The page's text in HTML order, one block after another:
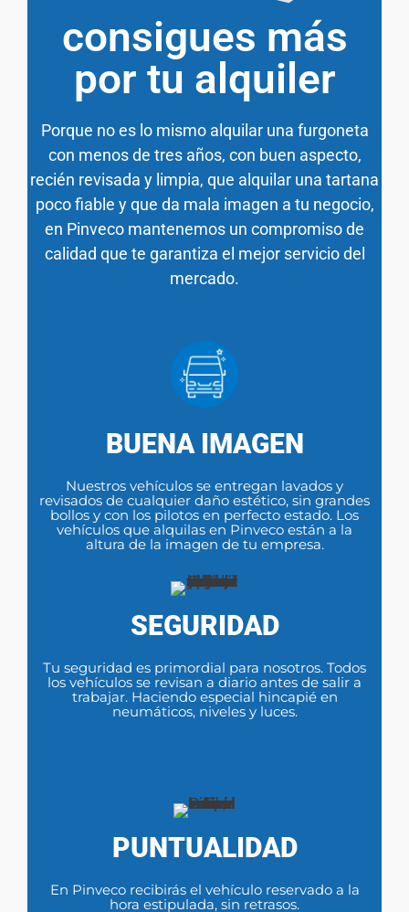
consigues más
por tu alquiler
Porque no es lo mismo alquilar una furgoneta
con menos de tres años, con buen aspecto,
recién revisada y limpia, que alquilar una tartana
poco fiable y que da mala imagen a tu negocio,
en Pinveco mantenemos un compromiso de
calidad que te garantiza el mejor servicio del
mercado.
BUENA IMAGEN
Nuestros vehículos se entregan lavados y
revisados de cualquier daño estético, sin grandes
bollos y con los pilotos en perfecto estado. Los
vehículos que alquilas en Pinveco están a la
altura de la imagen de tu empresa.
SEGURIDAD
Tu seguridad es primordial para nosotros. Todos
los vehículos se revisan a diario antes de salir a
trabajar. Haciendo especial hincapié en
neumáticos, niveles y luces.
PUNTUALIDAD
En Pinveco recibirás el vehículo reservado a la
hora estipulada, sin retrasos.